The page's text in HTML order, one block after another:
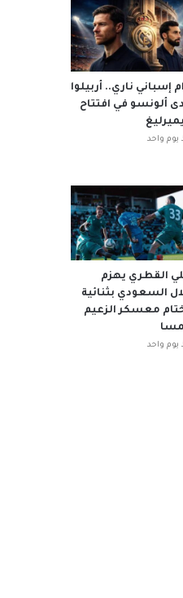
إسباني ناري.. أربيلوا
ألونسو في افتتاح
يوم واحد
القطري يهزم
السعودي بثنائية
معسكر الزعيم
يوم واحد